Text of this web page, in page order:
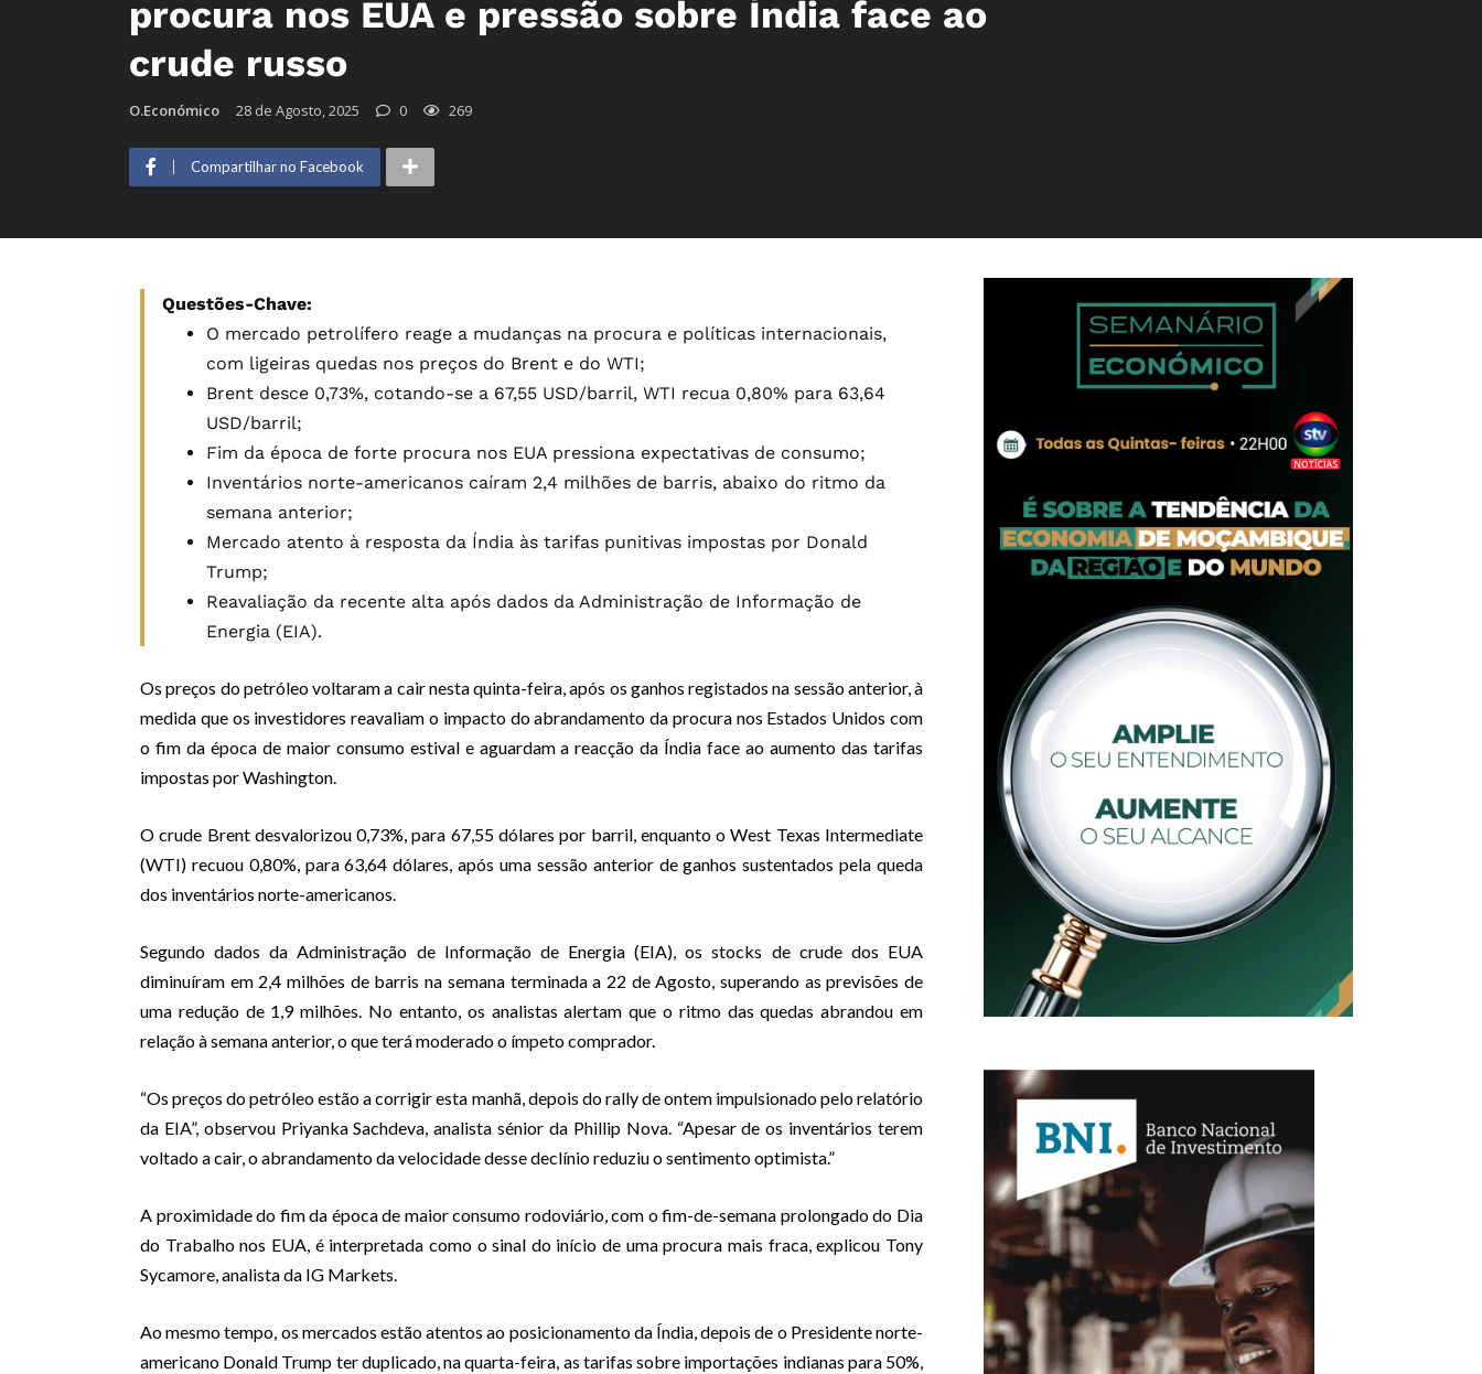
procura nos EUA e pressão sobre Índia face ao
crude russo
O.Económico 28 de Agosto, 2025 0 269
Compartilhar no Facebook
Questões-Chave:
O mercado petrolífero reage a mudanças na procura e políticas internacionais,
com ligeiras quedas nos preços do Brent e do WTI;
Brent desce 0,73%, cotando-se a 67,55 USD/barril, WTI recua 0,80% para 63,64
USD/barril;
Fim da época de forte procura nos EUA pressiona expectativas de consumo;
Inventários norte-americanos caíram 2,4 milhões de barris, abaixo do ritmo da
semana anterior;
Mercado atento à resposta da Índia às tarifas punitivas impostas por Donald
Trump;
Reavaliação da recente alta após dados da Administração de Informação de
Energia (EIA).
Os preços do petróleo voltaram a cair nesta quinta-feira, após os ganhos registados na sessão anterior, à
medida que os investidores reavaliam o impacto do abrandamento da procura nos Estados Unidos com
o fim da época de maior consumo estival e aguardam a reacção da Índia face ao aumento das tarifas
impostas por Washington.
O crude Brent desvalorizou 0,73%, para 67,55 dólares por barril, enquanto o West Texas Intermediate
(WTI) recuou 0,80%, para 63,64 dólares, após uma sessão anterior de ganhos sustentados pela queda
dos inventários norte-americanos.
Segundo dados da Administração de Informação de Energia (EIA), os stocks de crude dos EUA
diminuíram em 2,4 milhões de barris na semana terminada a 22 de Agosto, superando as previsões de
uma redução de 1,9 milhões. No entanto, os analistas alertam que o ritmo das quedas abrandou em
relação à semana anterior, o que terá moderado o ímpeto comprador.
“Os preços do petróleo estão a corrigir esta manhã, depois do rally de ontem impulsionado pelo relatório
da EIA”, observou Priyanka Sachdeva, analista sénior da Phillip Nova. “Apesar de os inventários terem
voltado a cair, o abrandamento da velocidade desse declínio reduziu o sentimento optimista.”
A proximidade do fim da época de maior consumo rodoviário, com o fim-de-semana prolongado do Dia
do Trabalho nos EUA, é interpretada como o sinal do início de uma procura mais fraca, explicou Tony
Sycamore, analista da IG Markets.
Ao mesmo tempo, os mercados estão atentos ao posicionamento da Índia, depois de o Presidente norte-
americano Donald Trump ter duplicado, na quarta-feira, as tarifas sobre importações indianas para 50%,